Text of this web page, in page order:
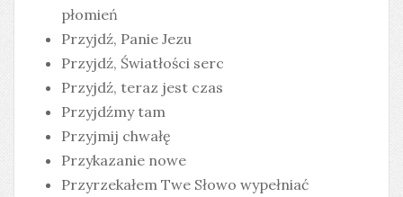
płomień
Przyjdź, Panie Jezu
Przyjdź, Światłości serc
Przyjdź, teraz jest czas
Przyjdźmy tam
Przyjmij chwałę
Przykazanie nowe
Przyrzekałem Twe Słowo wypełniać